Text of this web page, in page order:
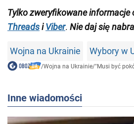
Tylko zweryfikowane informacje
Threadsi Viber. Nie daj się
Wojna na Ukrainie Wybory w
/Wojna na Ukrainie/"Musi być
Inne wiadomości